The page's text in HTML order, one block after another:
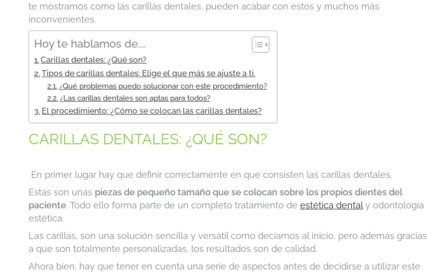
te mostramos como las carillas dentales, pueden acabar con estos y muchos más
inconvenientes.
Hoy te hablamos de....
Carillas dentales: ¿Qué son?
Tipos de carillas dentales: Elige el que más se ajuste a ti.
¿Qué problemas puedo solucionar con este procedimiento?
¿Las carillas dentales son aptas para todos?
El procedimiento: ¿Cómo se colocan las carillas dentales?
CARILLAS DENTALES: ¿QUÉ SON?
En primer lugar hay que definir correctamente en que consisten las carillas dentales.
Estas son unas piezas de pequeño tamaño que se colocan sobre los propios dientes del
paciente. Todo ello forma parte de un completo tratamiento de estética dentaly odontología
estética.
Las carillas, son una solución sencilla y versátil como decíamos al inicio, pero además gracias
a que son totalmente personalizadas, los resultados son de calidad.
Ahora bien, hay que tener en cuenta una serie de aspectos antes de decidirse a utilizar este